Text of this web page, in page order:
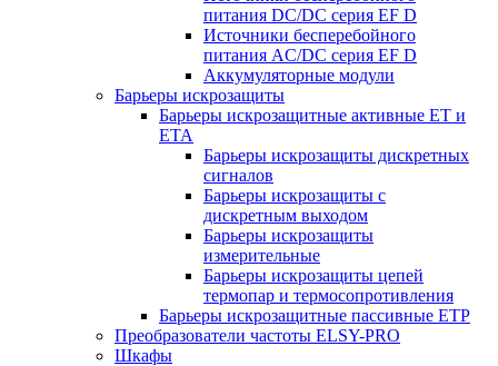
питания DC/DC серия EF D
Источники бесперебойного
питания AC/DC серия EF D
Аккумуляторные модули
Барьеры искрозащиты
Барьеры искрозащитные активные ET и
ETA
Барьеры искрозащиты дискретных
сигналов
Барьеры искрозащиты с
дискретным выходом
Барьеры искрозащиты
измерительные
Барьеры искрозащиты цепей
термопар и термосопротивления
Барьеры искрозащитные пассивные ЕТР
Преобразователи частоты ELSY-PRO
Шкафы